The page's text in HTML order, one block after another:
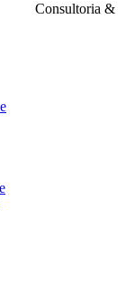
Consultoria &